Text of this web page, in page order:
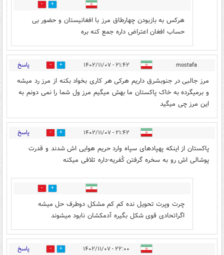
7
هرکس به بازبودن چهارطاق مرز با افغانیستان و حضور بی
حساب افغان اعتراض داره جمع کنه بره
mostafa ۲۱:۴۲ - ۱۴۰۲/۱۱/۰۷ 41 پاسخ
مرز جالبی در جنوبشرق داریم هرکی هر کاری بخواد بکنه از مرز رد میشه
و برمیگرده به خاک پاکستان ما بهش میگیم مرز ول شما را نمی دونم به
این مرز چی میگید
۲۱:۴۲ - ۱۴۰۲/۱۱/۰۷ 13 پاسخ
پاکستان از اینکه پهپادهای سپاه وارد حریم هوایی اش شدند و قدرت
پوشالی اش رو به سخره گرفتن کُفریه-داره تلافی میکنه
5
چرت وپرت تحویل نده کم کم مشکل دوطرف حل میشه
اگراتحادی قوی شکل بگیره آدمکشان نابود میشوند
۲۲:۰۰ - ۱۴۰۲/۱۱/۰۷ 10 پاسخ